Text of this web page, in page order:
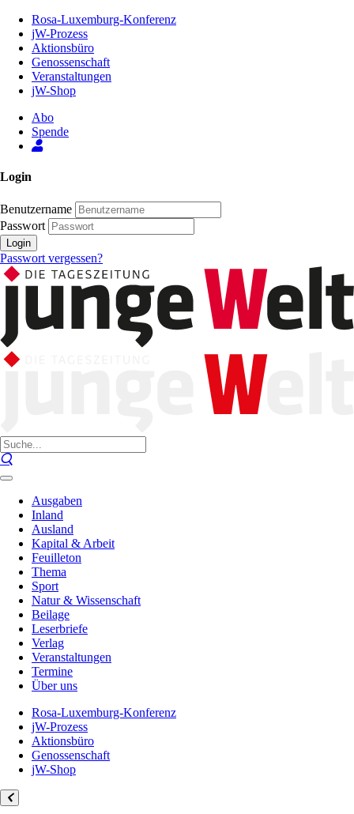
Inhalt
Seite
Rosa-Luxemburg-Konferenz
jW-Prozess
Aktionsbüro
Genossenschaft
Veranstaltungen
jW-Shop
Abo
Spende
Login
Benutzername
Passwort
Login
Passwort vergessen?
Ausgaben
Inland
Ausland
Kapital & Arbeit
Feuilleton
Thema
Sport
Natur & Wissenschaft
Beilage
Leserbriefe
Verlag
Veranstaltungen
Termine
Über uns
Rosa-Luxemburg-Konferenz
jW-Prozess
Aktionsbüro
Genossenschaft
jW-Shop